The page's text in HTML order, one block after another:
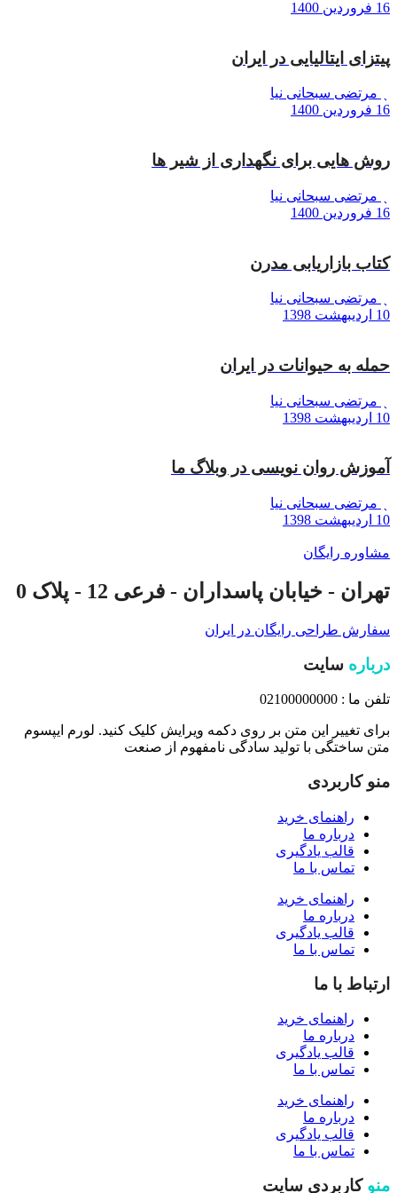
16 فروردین 1400
پیتزای ایتالیایی در ایران
مرتضی سبحانی نیا
16 فروردین 1400
روش هایی برای نگهداری از شیر ها
مرتضی سبحانی نیا
16 فروردین 1400
کتاب بازاریابی مدرن
مرتضی سبحانی نیا
10 اردیبهشت 1398
حمله به حیوانات در ایران
مرتضی سبحانی نیا
10 اردیبهشت 1398
آموزش روان نویسی در وبلاگ ما
مرتضی سبحانی نیا
10 اردیبهشت 1398
مشاوره رایگان
تهران - خیابان پاسداران - فرعی 12 - پلاک 0
سفارش طراحی رایگان در ایران
درباره سایت
تلفن ما : 02100000000
برای تغییر این متن بر روی دکمه ویرایش کلیک کنید. لورم ایپسوم
متن ساختگی با تولید سادگی نامفهوم از صنعت
منو کاربردی
راهنمای خرید
درباره ما
قالب یادگیری
تماس با ما
راهنمای خرید
درباره ما
قالب یادگیری
تماس با ما
ارتباط با ما
راهنمای خرید
درباره ما
قالب یادگیری
تماس با ما
راهنمای خرید
درباره ما
قالب یادگیری
تماس با ما
منو کاربردی سایت